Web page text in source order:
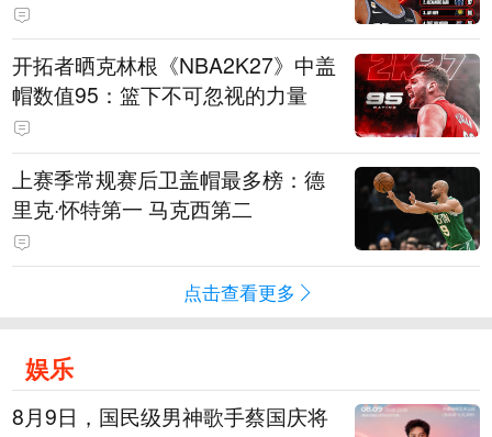
开拓者晒克林根《NBA2K27》中盖
帽数值95：篮下不可忽视的力量
上赛季常规赛后卫盖帽最多榜：德
里克·怀特第一 马克西第二
点击查看更多
娱乐
8月9日，国民级男神歌手蔡国庆将